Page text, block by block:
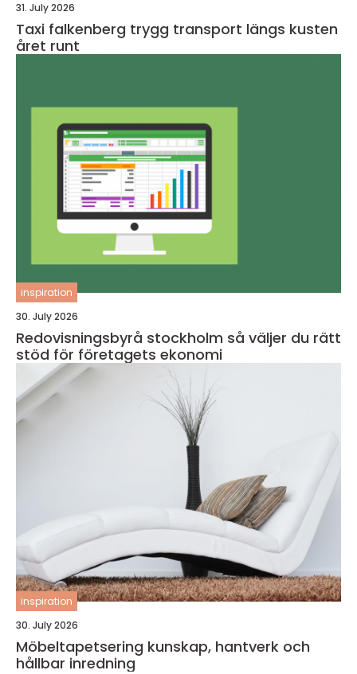
31. July 2026
Taxi falkenberg trygg transport längs kusten
året runt
inspiration
30. July 2026
Redovisningsbyrå stockholm så väljer du rätt
stöd för företagets ekonomi
inspiration
30. July 2026
Möbeltapetsering kunskap, hantverk och
hållbar inredning